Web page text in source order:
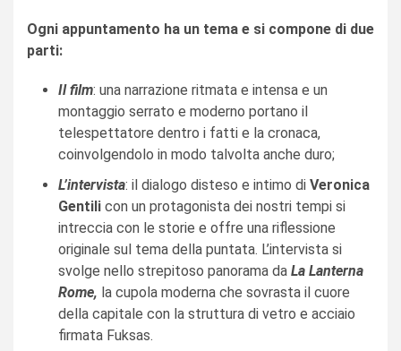
Ogni appuntamento ha un tema e si compone di due
parti:
Il film: una narrazione ritmata e intensa e un
montaggio serrato e moderno portano il
telespettatore dentro i fatti e la cronaca,
coinvolgendolo in modo talvolta anche duro;
L’intervista: il dialogo disteso e intimo di Veronica
Gentili con un protagonista dei nostri tempi si
intreccia con le storie e offre una riflessione
originale sul tema della puntata. L’intervista si
svolge nello strepitoso panorama da La Lanterna
Rome, la cupola moderna che sovrasta il cuore
della capitale con la struttura di vetro e acciaio
firmata Fuksas.